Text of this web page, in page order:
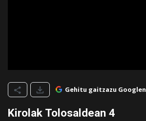
Gehitu gaitzazu Googlen
Kirolak Tolosaldean 4